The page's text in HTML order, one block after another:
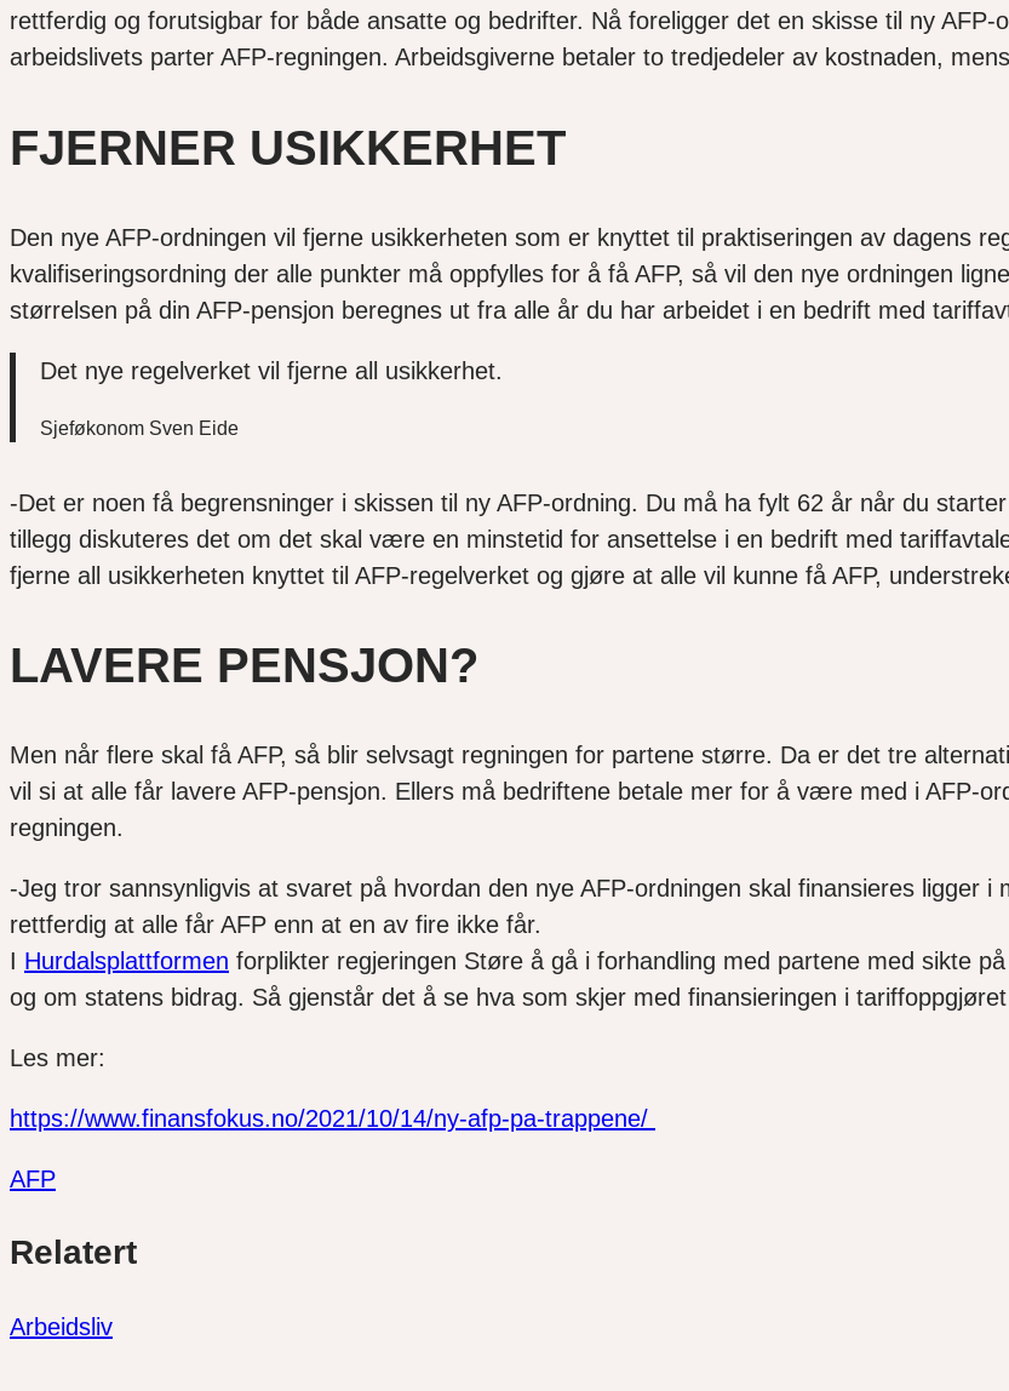
rettferdig og forutsigbar for både ansatte og bedrifter. Nå foreligger det en skisse til ny
arbeidslivets parter AFP-regningen. Arbeidsgiverne betaler to tredjedeler av kostnaden,
FJERNER USIKKERHET
Den nye AFP-ordningen vil fjerne usikkerheten som er knyttet til praktiseringen av dagens
kvalifiseringsordning der alle punkter må oppfylles for å få AFP, så vil den nye ordningen
størrelsen på din AFP-pensjon beregnes ut fra alle år du har arbeidet i en bedrift med
Det nye regelverket vil fjerne all usikkerhet.
Sjeføkonom Sven Eide
-Det er noen få begrensninger i skissen til ny AFP-ordning. Du må ha fylt 62 år når du
tillegg diskuteres det om det skal være en minstetid for ansettelse i en bedrift med
fjerne all usikkerheten knyttet til AFP-regelverket og gjøre at alle vil kunne få AFP,
LAVERE PENSJON?
Men når flere skal få AFP, så blir selvsagt regningen for partene større. Da er det tre
vil si at alle får lavere AFP-pensjon. Ellers må bedriftene betale mer for å være med i AFP-
regningen.
-Jeg tror sannsynligvis at svaret på hvordan den nye AFP-ordningen skal finansieres ligger
rettferdig at alle får AFP enn at en av fire ikke får.
I Hurdalsplattformen forplikter regjeringen Støre å gå i forhandling med partene med sikte
og om statens bidrag. Så gjenstår det å se hva som skjer med finansieringen i
Les mer:
https://www.finansfokus.no/2021/10/14/ny-afp-pa-trappene/
AFP
link
på
på
Relatert
Arbeidsliv